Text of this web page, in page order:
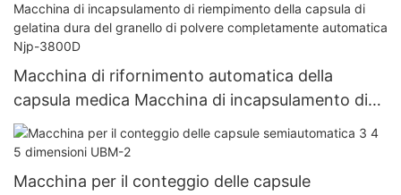
Macchina di rifornimento automatica della
capsula medica Macchina di incapsulamento di
riempimento della capsula di gelatina dura del
granello di polvere completamente automatica
Njp-3800D
Macchina per il conteggio delle capsule